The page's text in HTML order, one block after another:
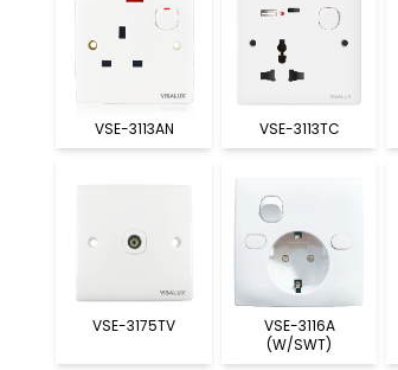
VSE-3113AN VSE-3113TC
VSE-3175TV
VSE-3116A
(W/SWT)